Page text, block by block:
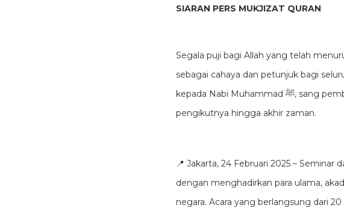
SIARAN PERS MUKJIZAT QURAN
Segala puji bagi Allah yang telah
sebagai cahaya dan petunjuk bagi
kepada Nabi Muhammad ﷺ, sang pembawa risalah terakhir, kepada keluarga, para sahabat, dan seluruh
pengikutnya hingga akhir zaman.
📍 Jakarta, 24 Februari 2025 – Seminar
dengan menghadirkan para ulama,
negara. Acara yang berlangsung dari